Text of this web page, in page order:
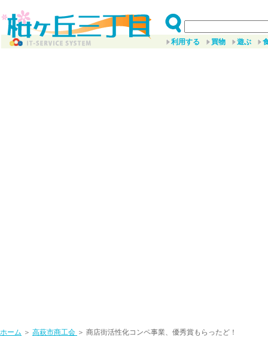
利用する 買物 遊ぶ
ホーム ＞ 高萩市商工会 ＞ 商店街活性化コンペ事業、優秀賞もらったど！